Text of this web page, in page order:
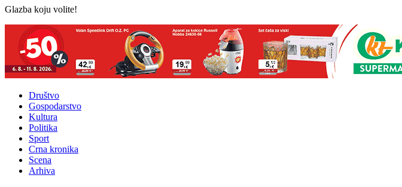
Glazba koju volite!
Društvo
Gospodarstvo
Kultura
Politika
Sport
Crna kronika
Scena
Arhiva